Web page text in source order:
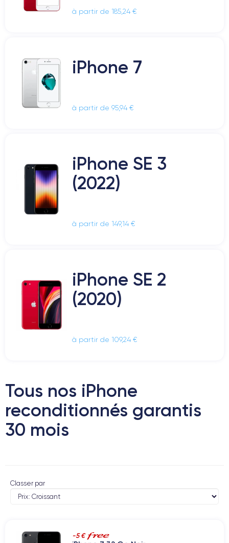
à partir de 185,24 €
iPhone 7
à partir de 95,94 €
iPhone SE 3
(2022)
à partir de 149,14 €
iPhone SE 2
(2020)
à partir de 109,24 €
Tous nos iPhone
reconditionnés garantis
30 mois
Classer par
-5 €